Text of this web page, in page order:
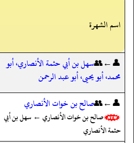
اسم الشهرة
👤←👥سهل بن أبي حثمة الأنصاري، أبو
محمد، أبو يحيى، أبو عبد الرحمن
👤←👥صالح بن خوات الأنصاري
صالح بن خوات الأنصاري ← سهل بن أبي
حثمة الأنصاري